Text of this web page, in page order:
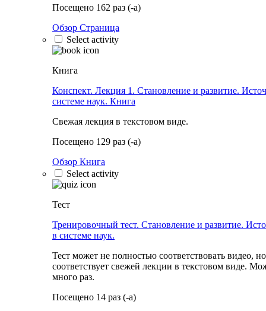
Посещено 162 раз (-а)
Обзор Страница
Select activity
Книга
Конспект. Лекция 1. Становление и развитие.
системе наук. Книга
Свежая лекция в текстовом виде.
Посещено 129 раз (-а)
Обзор Книга
Select activity
Тест
Тренировочный тест. Становление и развитие.
в системе наук.
Тест может не полностью соответствовать видео,
соответствует свежей лекции в текстовом виде.
много раз.
Посещено 14 раз (-а)